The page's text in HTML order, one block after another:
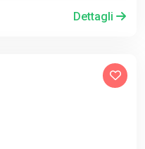
Dettagli